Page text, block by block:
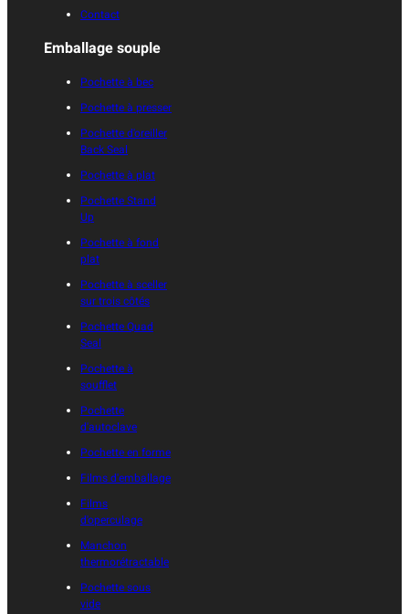
Contact
Emballage souple
Pochette à bec
Pochette à presser
Pochette d'oreiller
Back Seal
Pochette à plat
Pochette Stand
Up
Pochette à fond
plat
Pochette à sceller
sur trois côtés
Pochette Quad
Seal
Pochette à
soufflet
Pochette
d'autoclave
Pochette en forme
Films d'emballage
Films
d'operculage
Manchon
thermorétractable
Pochette sous
vide